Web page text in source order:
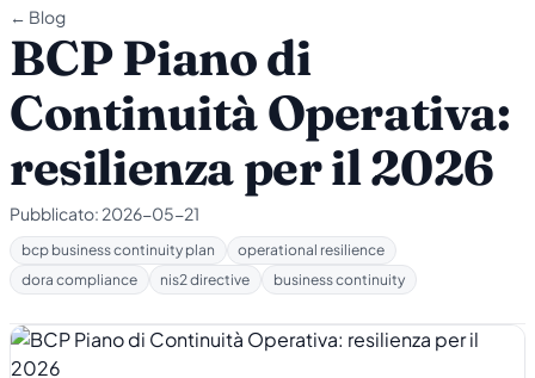
← Blog
BCP Piano di
Continuità Operativa:
resilienza per il 2026
Pubblicato: 2026-05-21
bcp business continuity plan
operational resilience
dora compliance
nis2 directive business continuity